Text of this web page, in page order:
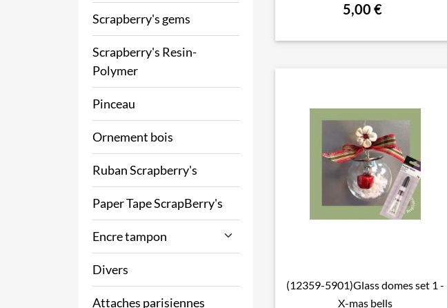
Scrapberry's gems
Scrapberry's Resin-
Polymer
Pinceau
Ornement bois
Ruban Scrapberry's
Paper Tape ScrapBerry's
Encre tampon
Divers
Attaches parisiennes
5,00 €
 Aperçu rapide
(12359-5901)Glass domes set 1 -
X-mas bells